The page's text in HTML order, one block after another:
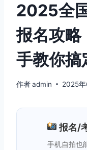
2025全
报名攻略
手教你搞
作者admin 2025年
报名/
手机自拍也